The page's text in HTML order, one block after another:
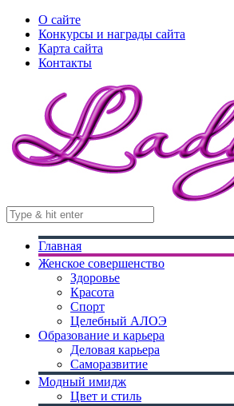
О сайте
Конкурсы и награды сайта
Карта сайта
Контакты
Главная
Женское совершенство
Здоровье
Красота
Спорт
Целебный АЛОЭ
Образование и карьера
Деловая карьера
Саморазвитие
Модный имидж
Цвет и стиль